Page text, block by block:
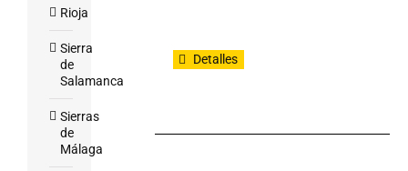
Detalles
Rioja
Sierra
de
Salamanca
Sierras
de
Málaga